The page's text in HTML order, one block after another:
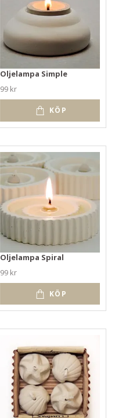
Oljelampa Simple
99 kr
KÖP
Oljelampa Spiral
99 kr
KÖP